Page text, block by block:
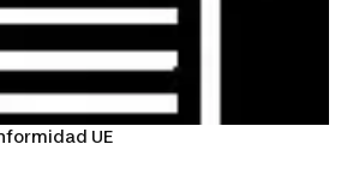
UE